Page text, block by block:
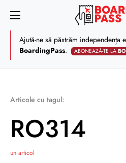
Ajută-ne să păstrăm independența
BoardingPass. ABONEAZĂ-TE LA
Articole cu tagul:
RO314
un articol